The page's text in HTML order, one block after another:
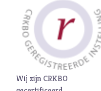
Stilte
Toekomst
Trouw
Twijfel
V
Verbond
Wij zijn CRKBO